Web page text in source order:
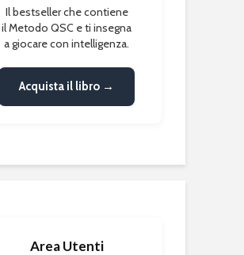
Il bestseller che contiene
il Metodo QSC e ti insegna
a giocare con intelligenza.
Acquista il libro →
Area Utenti